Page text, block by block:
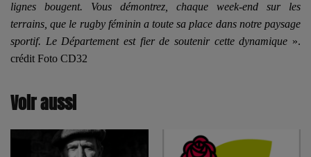
lignes bougent. Vous démontrez, chaque week-end sur les
terrains, que le rugby féminin a toute sa place dans notre paysage
sportif. Le Département est fier de soutenir cette dynamique ».
crédit Foto CD32
Voir aussi